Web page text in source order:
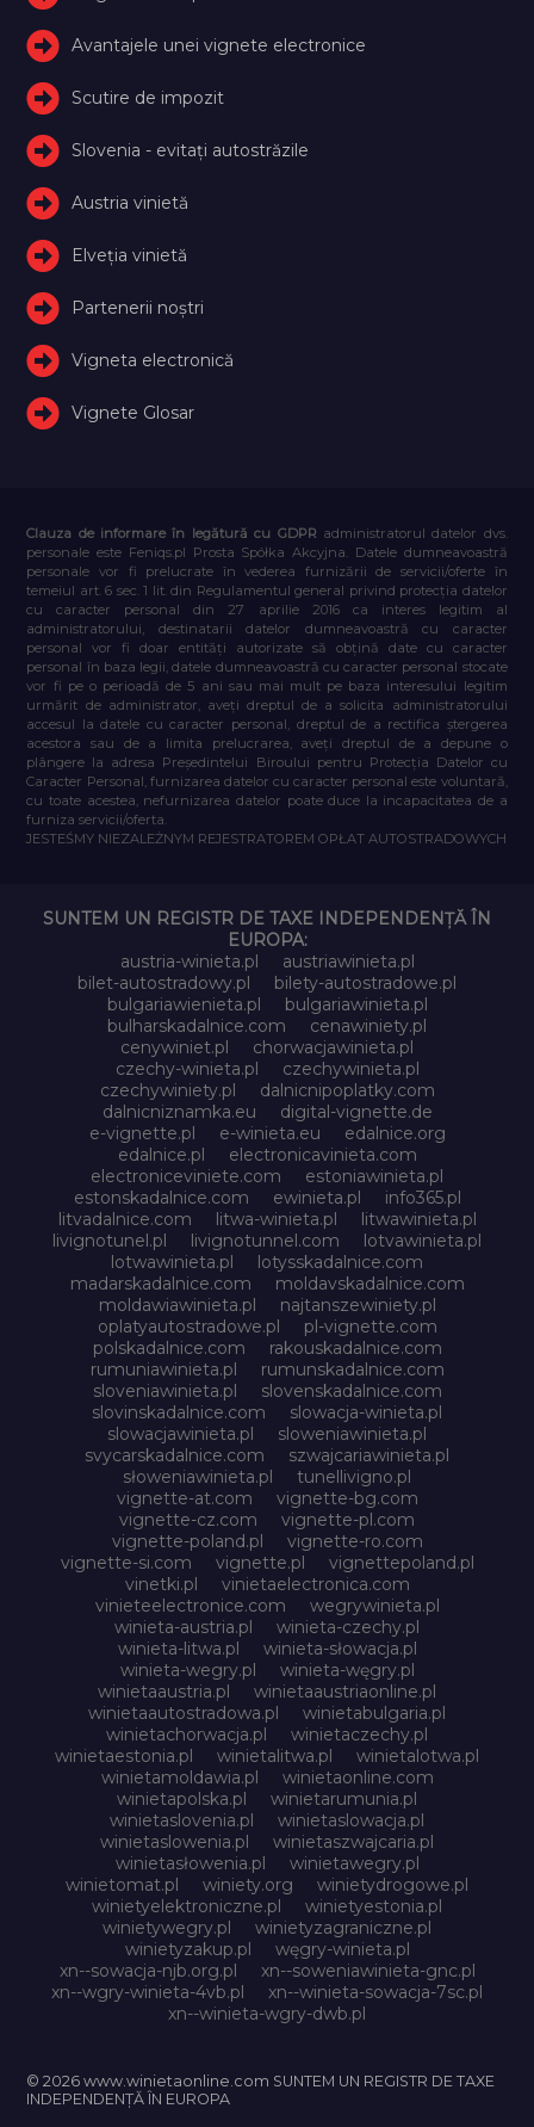
Avantajele unei vignete electronice
Scutire de impozit
Slovenia - evitați autostrăzile
Austria vinietă
Elveţia vinietă
Partenerii noștri
Vigneta electronică
Vignete Glosar
Clauza de informare în legătură cu GDPR administratorul datelor dvs.
personale este Feniqs.pl Prosta Spółka Akcyjna. Datele dumneavoastră
personale vor fi prelucrate în vederea furnizării de servicii/oferte în
temeiul art. 6 sec. 1 lit. din Regulamentul general privind protecția datelor
cu caracter personal din 27 aprilie 2016 ca interes legitim al
administratorului, destinatarii datelor dumneavoastră cu caracter
personal vor fi doar entități autorizate să obțină date cu caracter
personal în baza legii, datele dumneavoastră cu caracter personal stocate
vor fi pe o perioadă de 5 ani sau mai mult pe baza interesului legitim
urmărit de administrator, aveți dreptul de a solicita administratorului
accesul la datele cu caracter personal, dreptul de a rectifica ștergerea
acestora sau de a limita prelucrarea, aveți dreptul de a depune o
plângere la adresa Președintelui Biroului pentru Protecția Datelor cu
Caracter Personal, furnizarea datelor cu caracter personal este voluntară,
cu toate acestea, nefurnizarea datelor poate duce la incapacitatea de a
furniza servicii/oferta.
JESTEŚMY NIEZALEŻNYM REJESTRATOREM OPŁAT AUTOSTRADOWYCH
SUNTEM UN REGISTR DE TAXE INDEPENDENȚĂ ÎN
EUROPA:
austria-winieta.pl
austriawinieta.pl
bilet-autostradowy.pl
bilety-autostradowe.pl
bulgariawienieta.pl
bulgariawinieta.pl
bulharskadalnice.com
cenawiniety.pl
cenywiniet.pl
chorwacjawinieta.pl
czechy-winieta.pl
czechywinieta.pl
czechywiniety.pl
dalnicnipoplatky.com
dalnicniznamka.eu
digital-vignette.de
e-vignette.pl
e-winieta.eu
edalnice.org
edalnice.pl
electronicavinieta.com
electroniceviniete.com
estoniawinieta.pl
estonskadalnice.com
ewinieta.pl
info365.pl
litvadalnice.com
litwa-winieta.pl
litwawinieta.pl
livignotunel.pl
livignotunnel.com
lotvawinieta.pl
lotwawinieta.pl
lotysskadalnice.com
madarskadalnice.com
moldavskadalnice.com
moldawiawinieta.pl
najtanszewiniety.pl
oplatyautostradowe.pl
pl-vignette.com
polskadalnice.com
rakouskadalnice.com
rumuniawinieta.pl
rumunskadalnice.com
sloveniawinieta.pl
slovenskadalnice.com
slovinskadalnice.com
slowacja-winieta.pl
slowacjawinieta.pl
sloweniawinieta.pl
svycarskadalnice.com
szwajcariawinieta.pl
słoweniawinieta.pl
tunellivigno.pl
vignette-at.com
vignette-bg.com
vignette-cz.com
vignette-pl.com
vignette-poland.pl
vignette-ro.com
vignette-si.com
vignette.pl
vignettepoland.pl
vinetki.pl
vinietaelectronica.com
vinieteelectronice.com
wegrywinieta.pl
winieta-austria.pl
winieta-czechy.pl
winieta-litwa.pl
winieta-słowacja.pl
winieta-wegry.pl
winieta-węgry.pl
winietaaustria.pl
winietaaustriaonline.pl
winietaautostradowa.pl
winietabulgaria.pl
winietachorwacja.pl
winietaczechy.pl
winietaestonia.pl
winietalitwa.pl
winietalotwa.pl
winietamoldawia.pl
winietaonline.com
winietapolska.pl
winietarumunia.pl
winietaslovenia.pl
winietaslowacja.pl
winietaslowenia.pl
winietaszwajcaria.pl
winietasłowenia.pl
winietawegry.pl
winietomat.pl
winiety.org
winietydrogowe.pl
winietyelektroniczne.pl
winietyestonia.pl
winietywegry.pl
winietyzagraniczne.pl
winietyzakup.pl
węgry-winieta.pl
xn--sowacja-njb.org.pl
xn--soweniawinieta-gnc.pl
xn--wgry-winieta-4vb.pl
xn--winieta-sowacja-7sc.pl
xn--winieta-wgry-dwb.pl
© 2026 www.winietaonline.com SUNTEM UN REGISTR DE TAXE
INDEPENDENȚĂ ÎN EUROPA